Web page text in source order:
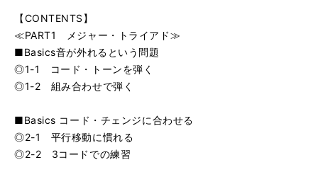
【CONTENTS】
≪PART1 メジャー・トライアド≫
■Basics音が外れるという問題
◎1-1 コード・トーンを弾く
◎1-2 組み合わせで弾く
■Basics コード・チェンジに合わせる
◎2-1 平行移動に慣れる
◎2-2 3コードでの練習